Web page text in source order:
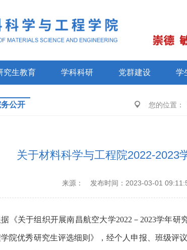
究生教育 学科科研 党群建设 学
您的位置：
公开
关于材料科学与工程院2022-2023
来源： 发布时间：2023-03-01
《关于组织开展南昌航空大学2022 － 2023学年研
院优秀研究生评选细则》，经个人申报、班级评